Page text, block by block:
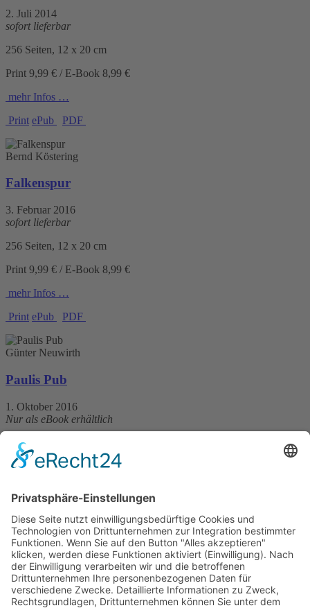
2. Juli 2014
sofort lieferbar
256 Seiten, 12 x 20 cm
Print 9,99 € / E-Book 8,99 €
mehr Infos …
Print ePub PDF
Bernd Köstering
Falkenspur
3. Februar 2016
sofort lieferbar
256 Seiten, 12 x 20 cm
Print 9,99 € / E-Book 8,99 €
mehr Infos …
Print ePub PDF
Günter Neuwirth
Paulis Pub
1. Oktober 2016
Nur als eBook erhältlich
372 Seiten
Print 4,99 € / E-Book 4,99 €
ePub
Tom Westerhoff
Betongold
20. Dezember 2013